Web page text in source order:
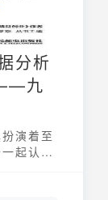
分析
九
演着至
起认识